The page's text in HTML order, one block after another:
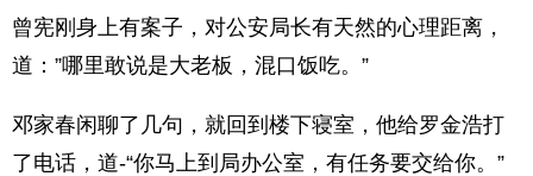
曾宪刚身上有案子，对公安局长有天然的心理距离，
道：”哪里敢说是大老板，混口饭吃。”
邓家春闲聊了几句，就回到楼下寝室，他给罗金浩打
了电话，道-“你马上到局办公室，有任务要交给你。”